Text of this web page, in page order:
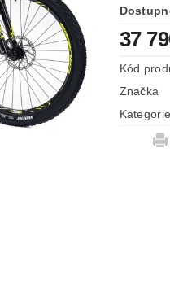
37
Kód
Značka